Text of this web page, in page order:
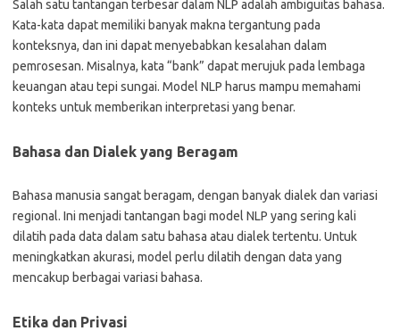
Salah satu tantangan terbesar dalam NLP adalah ambiguitas bahasa.
Kata-kata dapat memiliki banyak makna tergantung pada
konteksnya, dan ini dapat menyebabkan kesalahan dalam
pemrosesan. Misalnya, kata “bank” dapat merujuk pada lembaga
keuangan atau tepi sungai. Model NLP harus mampu memahami
konteks untuk memberikan interpretasi yang benar.
Bahasa dan Dialek yang Beragam
Bahasa manusia sangat beragam, dengan banyak dialek dan variasi
regional. Ini menjadi tantangan bagi model NLP yang sering kali
dilatih pada data dalam satu bahasa atau dialek tertentu. Untuk
meningkatkan akurasi, model perlu dilatih dengan data yang
mencakup berbagai variasi bahasa.
Etika dan Privasi